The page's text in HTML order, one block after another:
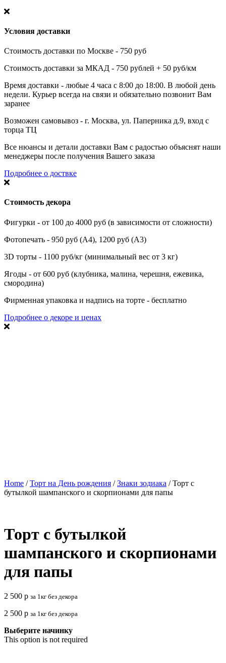
Условия доставки
Стоимость доставки по Москве - 750 руб
Стоимость доставки за МКАД - 750 рублей + 50 руб/км
Время доставки - любые 4 часа с 8:00 до 18:00. В любой день
недели. Курьер всегда на связи и обязательно позвонит Вам
заранее
Возможен самовывоз - г. Москва, ул. Паперника д.9, вход с
торца ТЦ
Все нюансы и детали доставки Вам с радостью объяснят наши
менеджеры после получения Вашего заказа
Подробнее о доствке
Стоимость декора
Фигурки - от 100 до 4000 руб (в зависимости от сложности)
Фотопечать - 950 руб (А4), 1200 руб (А3)
3D торты - 1100 руб/кг (минимальный вес от 3 кг)
Ягоды - от 600 руб (клубника, малина, черешня, ежевика,
смородина)
Фирменная упаковка и надпись на торте - бесплатно
Подробнее о декоре и ценах
Home /Торт на День рождения /Знаки зодиака / Торт с
бутылкой шампанского и скорпионами для папы
Торт с бутылкой
шампанского и скорпионами
для папы
2 500 р за 1кг без декора
2 500 р за 1кг без декора
Выберите начинку
This option is not required